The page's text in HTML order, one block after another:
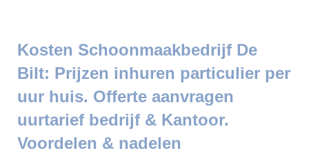
Kosten Schoonmaakbedrijf De
Bilt: Prijzen inhuren particulier per
uur huis. Offerte aanvragen
uurtarief bedrijf & Kantoor.
Voordelen & nadelen